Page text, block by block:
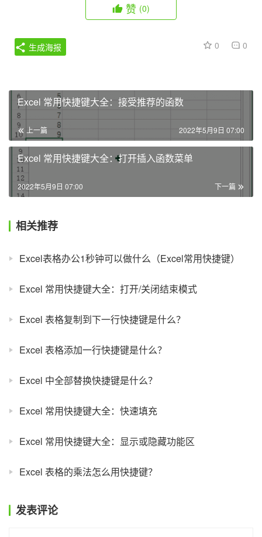
赞 (0)
0 0
生成海报
Excel 常用快捷键大全：接受推荐的函数
上一篇 2022年5月9日 07:00
Excel 常用快捷键大全：打开插入函数菜单
下一篇
2022年5月9日 07:00
相关推荐
Excel表格办公1秒钟可以做什么（Excel常用快捷键）
Excel 常用快捷键大全：打开/关闭结束模式
Excel 表格复制到下一行快捷键是什么？
Excel 表格添加一行快捷键是什么？
Excel 中全部替换快捷键是什么？
Excel 常用快捷键大全：快速填充
Excel 常用快捷键大全：显示或隐藏功能区
Excel 表格的乘法怎么用快捷键？
发表评论